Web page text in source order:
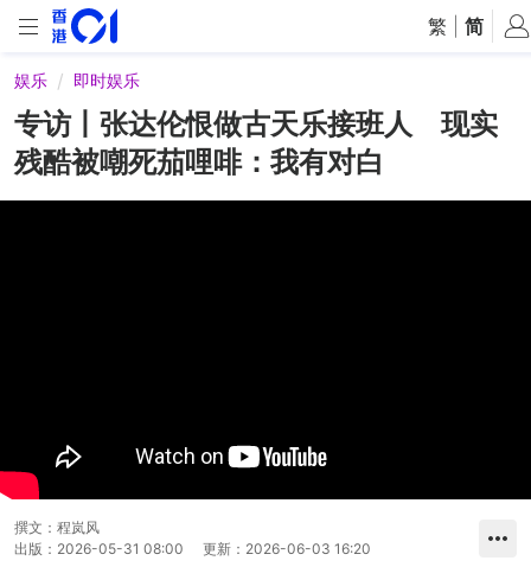
繁 简
娱乐 即时娱乐
专访丨张达伦恨做古天乐接班人 现实
残酷被嘲死茄哩啡：我有对白
撰文： 程岚风
出版： 2026-05-31 08:00 更新： 2026-06-03 16:20